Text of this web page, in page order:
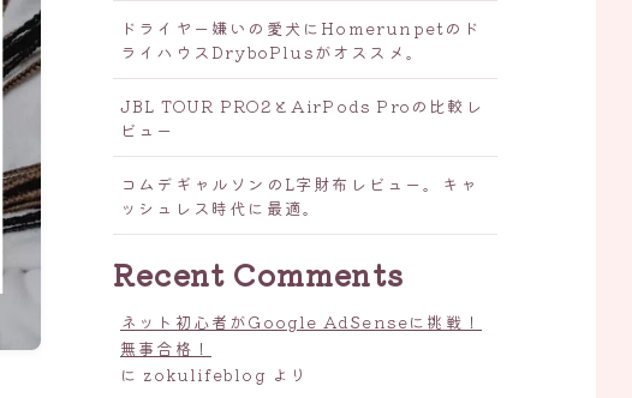
ドライヤー嫌いの愛犬にHomerunpetのド
ライハウスDryboPlusがオススメ。
JBL TOUR PRO2とAirPods Proの比較レ
ビュー
コムデギャルソンのL字財布レビュー。キャ
ッシュレス時代に最適。
Recent Comments
ネット初心者がGoogle AdSenseに挑戦！
無事合格！
に zokulifeblog より